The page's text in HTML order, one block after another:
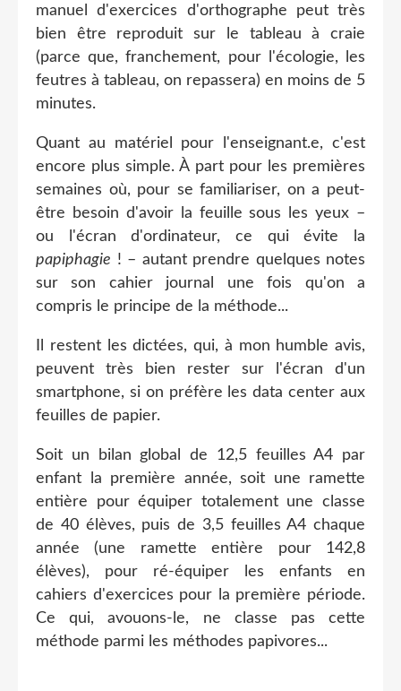
manuel d'exercices d'orthographe peut très
bien être reproduit sur le tableau à craie
(parce que, franchement, pour l'écologie, les
feutres à tableau, on repassera) en moins de 5
minutes.
Quant au matériel pour l'enseignant.e, c'est
encore plus simple. À part pour les premières
semaines où, pour se familiariser, on a peut-
être besoin d'avoir la feuille sous les yeux –
ou l'écran d'ordinateur, ce qui évite la
papiphagie ! – autant prendre quelques notes
sur son cahier journal une fois qu'on a
compris le principe de la méthode...
Il restent les dictées, qui, à mon humble avis,
peuvent très bien rester sur l'écran d'un
smartphone, si on préfère les data center aux
feuilles de papier.
Soit un bilan global de 12,5 feuilles A4 par
enfant la première année, soit une ramette
entière pour équiper totalement une classe
de 40 élèves, puis de 3,5 feuilles A4 chaque
année (une ramette entière pour 142,8
élèves), pour ré-équiper les enfants en
cahiers d'exercices pour la première période.
Ce qui, avouons-le, ne classe pas cette
méthode parmi les méthodes papivores...